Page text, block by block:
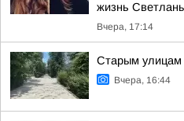
жизнь
Вчера, 17:14
Старым улицам
Вчера, 16:44